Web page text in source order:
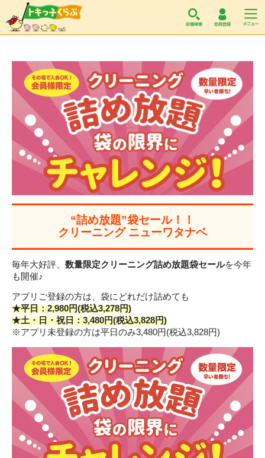
“詰め放題”袋セール！！
クリーニング ニューワタナベ
毎年大好評、 数量限定クリーニング詰め放題袋セールを今年
も開催♪
アプリご登録の方は、袋にどれだけ詰めても
★平日：2,980円(税込3,278円)
★土・日・祝日：3,480円(税込3,828円)
※アプリ未登録の方は平日のみ3,480円(税込3,828円)